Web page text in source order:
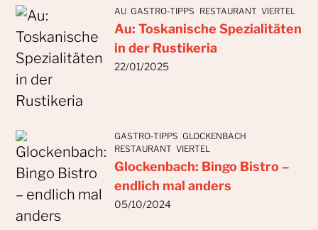
AU GASTRO-TIPPS RESTAURANT VIERTEL
Au: Toskanische Spezialitäten
in der Rustikeria
22/01/2025
GASTRO-TIPPS GLOCKENBACH
RESTAURANT VIERTEL
Glockenbach: Bingo Bistro –
endlich mal anders
05/10/2024